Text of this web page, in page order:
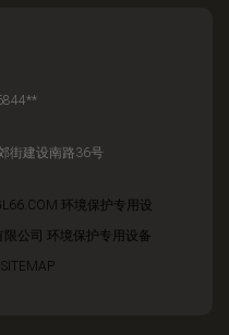
街建设南路36号
环境保护专用设
公司 环境保护专用设备
SITEMAP